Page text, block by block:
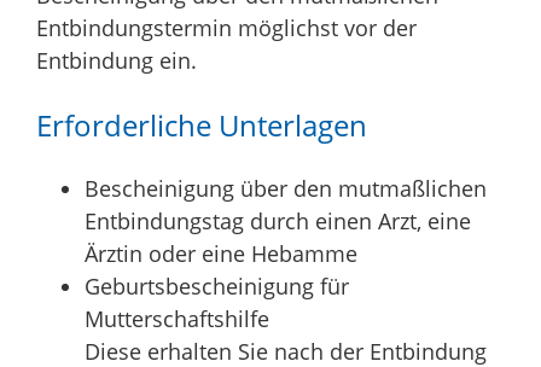
Entbindungstermin möglichst vor der
Entbindung ein.
Erforderliche Unterlagen
Bescheinigung über den mutmaßlichen
Entbindungstag durch einen Arzt, eine
Ärztin oder eine Hebamme
Geburtsbescheinigung für
Mutterschaftshilfe
Diese erhalten Sie nach der Entbindung